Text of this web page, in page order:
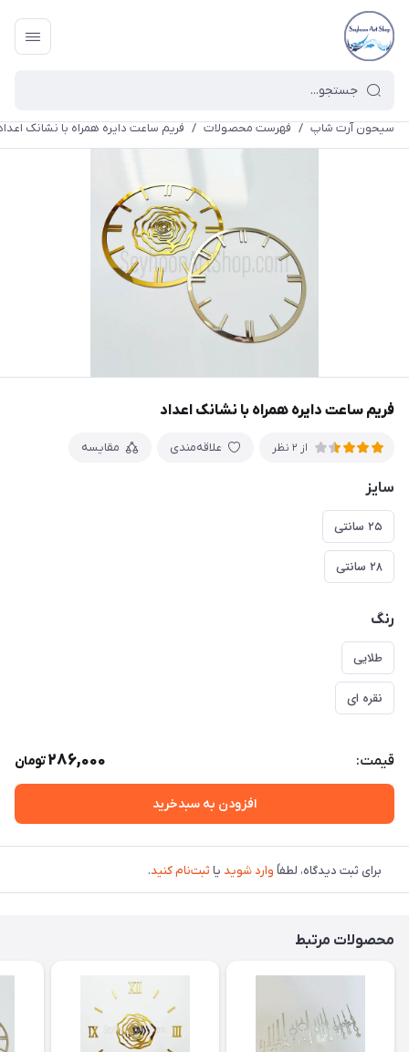
سیحون آرت شاپ / فهرست محصولات / فریم ساعت دایره همراه با نشانک
فریم ساعت دایره همراه با نشانک اعداد
از 2 نظر علاقه‌مندی مقایسه
سایز
۲۵ سانتی
۲۸ سانتی
رنگ
طلایی
نقره ای
قیمت: 286,000تومان
افزودن به سبدخرید
برای ثبت دیدگاه، لطفاً وارد شوید یا ثبت‌نام کنید.
محصولات مرتبط